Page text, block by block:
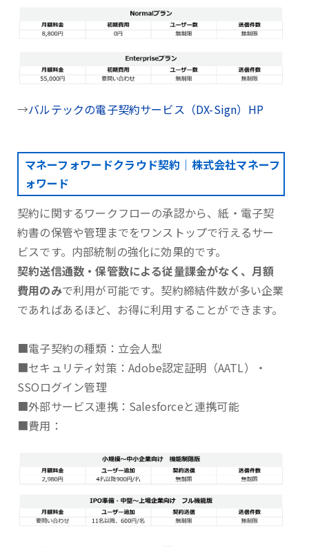
→バルテックの電子契約サービス（DX-Sign）HP
マネーフォワードクラウド契約｜株式会社マネーフ
ォワード
契約に関するワークフローの承認から、紙・電子契
約書の保管や管理までをワンストップで行えるサー
ビスです。内部統制の強化に効果的です。
契約送信通数・保管数による従量課金がなく、月額
費用のみで利用が可能です。契約締結件数が多い企業
であればあるほど、お得に利用することができます。
■電子契約の種類：立会人型
■セキュリティ対策：Adobe認定証明（AATL）・
SSOログイン管理
■外部サービス連携：Salesforceと連携可能
■費用：